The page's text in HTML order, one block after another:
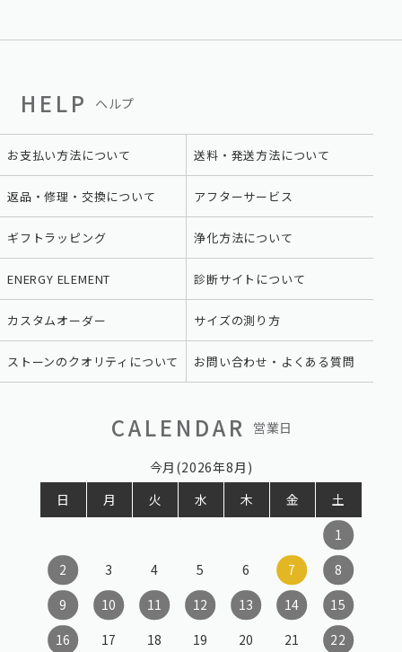
HELP ヘルプ
お支払い方法について 送料・発送方法について
返品・修理・交換について アフターサービス
ギフトラッピング 浄化方法について
ENERGY ELEMENT 診断サイトについて
カスタムオーダー サイズの測り方
ストーンのクオリティについて お問い合わせ・よくある質問
CALENDAR 営業日
今月(2026年8月)
日
月 火 水 木 金
土
1
2
3 4 5 6 7
8
9
10 11 12 13 14
15
16
17 18 19 20 21
22